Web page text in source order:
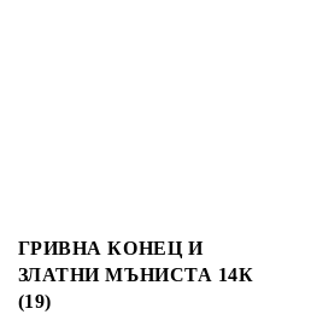
ГРИВНА КОНЕЦ И
ЗЛАТНИ МЪНИСТА 14К
(19)